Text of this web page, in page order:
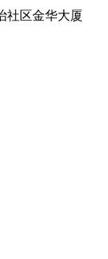
社区金华大厦